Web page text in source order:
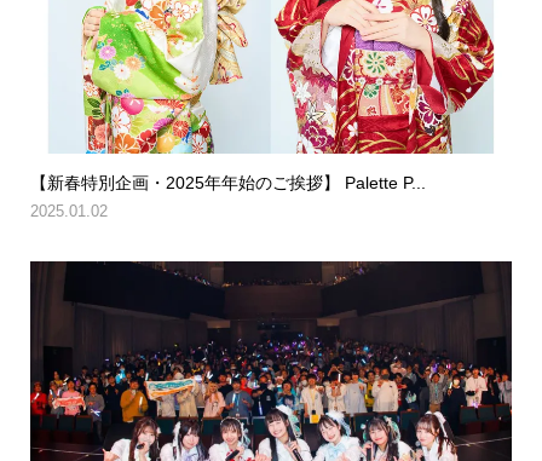
【新春特別企画・2025年年始のご挨拶】 Palette P...
2025.01.02